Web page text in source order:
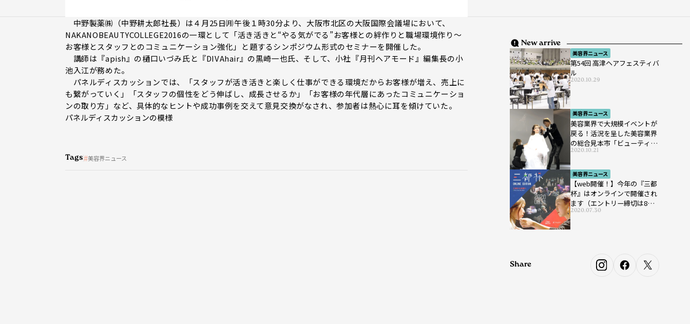
中野製薬㈱（中野耕太郎社長）は４月25日㈪午後１時30分より、大阪市北区の大阪国際会議場において、
NAKANOBEAUTYCOLLEGE2016の一環として「活き活きと“やる気がでる”お客様との絆作りと職場環境作り〜
お客様とスタッフとのコミュニケーション強化」と題するシンポジウム形式のセミナーを開催した。
講師は『apish』の樋口いづみ氏と『DIVAhair』の黒崎一也氏、そして、小社『月刊ヘアモード』編集長の小
池入江が務めた。
パネルディスカッションでは、「スタッフが活き活きと楽しく仕事ができる環境だからお客様が増え、売上に
も繋がっていく」「スタッフの個性をどう伸ばし、成長させるか」「お客様の年代層にあったコミュニケーショ
ンの取り方」など、具体的なヒントや成功事例を交えて意見交換がなされ、参加者は熱心に耳を傾けていた。
パネルディスカッションの模様
Tags 美容界ニュース
New arrive
美容界ニュース
第54回 高津ヘアフェスティバ
ル
2020.10.29
美容界ニュース
美容業界で大規模イベントが
戻る！活況を呈した美容業界
の総合見本市「ビューティー
ワールド ジャパン ウエス
ト」が開催
2020.10.21
美容界ニュース
【web開催！】今年の『三都
杯』はオンラインで開催され
ます（エントリー締切は8月7
日まで）
2020.07.30
Share